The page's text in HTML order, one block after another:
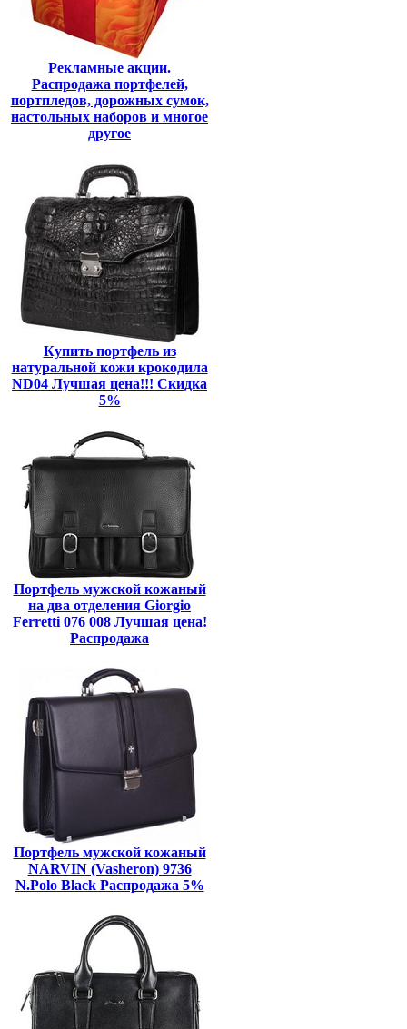
Рекламные акции.
Распродажа портфелей,
портпледов, дорожных сумок,
настольных наборов и многое
другое
Купить портфель из
натуральной кожи крокодила
ND04 Лучшая цена!!! Скидка
5%
Портфель мужской кожаный
на два отделения Giorgio
Ferretti 076 008 Лучшая цена!
Распродажа
Портфель мужской кожаный
NARVIN (Vasheron) 9736
N.Polo Black Распродажа 5%